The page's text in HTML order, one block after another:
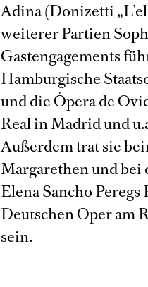
Adina (Donizetti
weiterer Partien
Gastengagements
Hamburgische
und die Ópera de
Real in Madrid und
Außerdem trat sie
Margarethen und bei
Elena Sancho
Deutschen Oper am
sein.